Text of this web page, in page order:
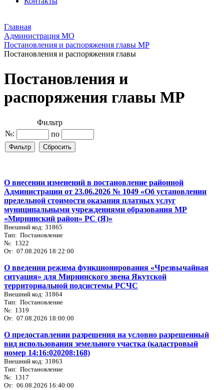
Главная
Администрация МО
Постановления и распоряжения главы МР
Постановления и распоряжения главы
Постановления и
распоряжения главы МР
Фильтр
№:
по
О внесении изменений в постановление районной
Администрации от 23.06.2026 № 1049 «Об установлении
предельной стоимости оказания платных услуг
муниципальными учреждениями образования МР
«Мирнинский район» РС (Я)»
Внешний код: 31865
Тип: Постановление
№: 1322
От: 07.08.2026 18:22:00
О введении режима функционирования «Чрезвычайная
ситуация» для Мирнинского звена Якутской
территориальной подсистемы РСЧС
Внешний код: 31864
Тип: Постановление
№: 1319
От: 07.08.2026 18:00:00
О предоставлении разрешения на условно разрешенный
вид использования земельного участка (кадастровый
номер 14:16:020208:168)
Внешний код: 31863
Тип: Постановление
№: 1317
От: 06.08.2026 16:40:00